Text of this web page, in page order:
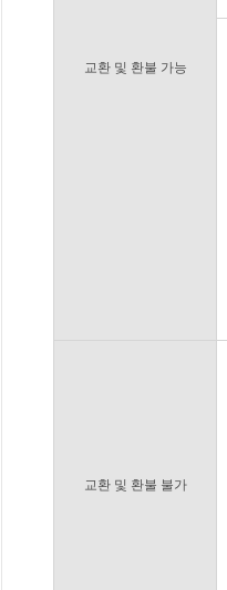
교환 및 환불 가능
교환 및 환불 불가